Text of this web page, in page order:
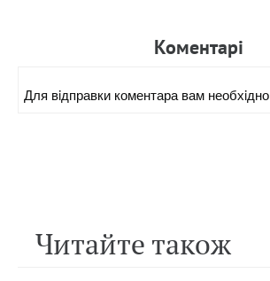
Коментарi
Для вiдправки коментара вам необхiдно
Читайте також